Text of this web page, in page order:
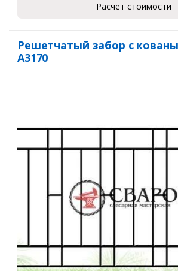
Расчет стоимости
Решетчатый забор с
А3170